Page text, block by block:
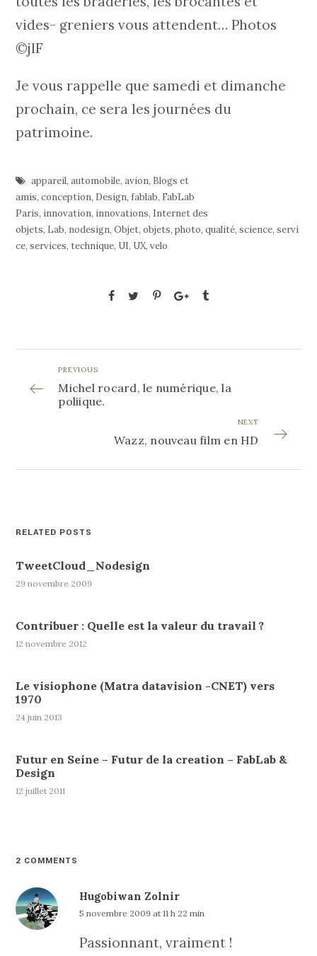
vides- greniers vous attendent… Photos
©jlF
Je vous rappelle que samedi et dimanche
prochain, ce sera les journées du
patrimoine.
appareil,automobile,avion, Blogs et
amis,conception, Design,fablab, FabLab
Paris, innovation, innovations, Internet des
objets, Lab, nodesign,Objet,objets,photo,qualité,science,servi
ce,services,technique, UI, UX,velo
PREVIOUS
Michel rocard, le numérique, la
poliique.
NEXT
Wazz, nouveau film en HD
RELATED POSTS
TweetCloud_Nodesign
29 novembre 2009
Contribuer : Quelle est la valeur du travail ?
12 novembre 2012
Le visiophone (Matra datavision -CNET) vers
1970
24 juin 2013
Futur en Seine – Futur de la creation – FabLab &
Design
12 juillet 2011
2 COMMENTS
Hugobiwan Zolnir
5 novembre 2009 at 11 h 22 min
Passionnant, vraiment !